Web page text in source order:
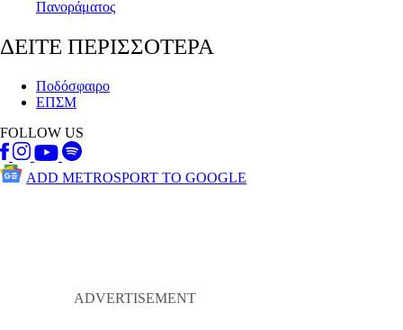
Πανοράματος
ΔΕΙΤΕ ΠΕΡΙΣΣΟΤΕΡΑ
Ποδόσφαιρο
ΕΠΣΜ
FOLLOW US
ADD METROSPORT TO GOOGLE